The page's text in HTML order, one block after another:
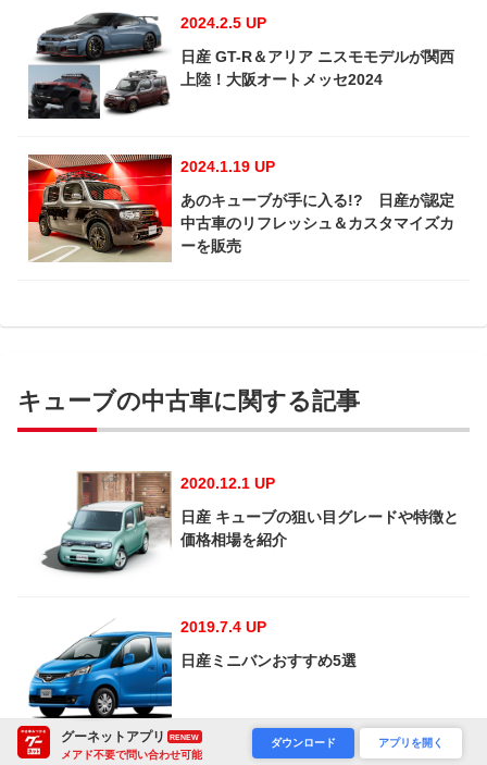
グーネットアプリ RENEW
メアド不要で問い合わせ可能
ダウンロード アプリを開く
2024.2.5 UP
日産 GT-R＆アリア ニスモモデルが関西
上陸！大阪オートメッセ2024
2024.1.19 UP
あのキューブが手に入る!? 日産が認定
中古車のリフレッシュ＆カスタマイズカ
ーを販売
キューブの中古車に関する記事
2020.12.1 UP
日産 キューブの狙い目グレードや特徴と
価格相場を紹介
2019.7.4 UP
日産ミニバンおすすめ5選